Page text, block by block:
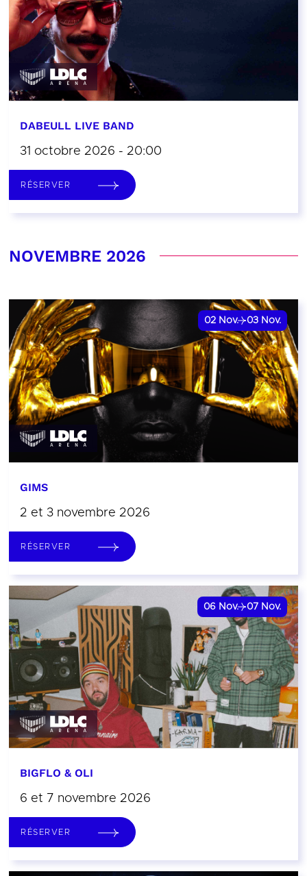
DABEULL LIVE BAND
31 octobre 2026 - 20:00
RÉSERVER
NOVEMBRE 2026
02 Nov. 03 Nov.
GIMS
2 et 3 novembre 2026
RÉSERVER
06 Nov. 07 Nov.
BIGFLO & OLI
6 et 7 novembre 2026
RÉSERVER